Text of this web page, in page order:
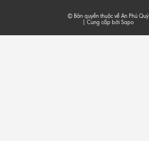
© Bản quyền thuộc về An Phú Quý
Cung cấp bởi Sapo